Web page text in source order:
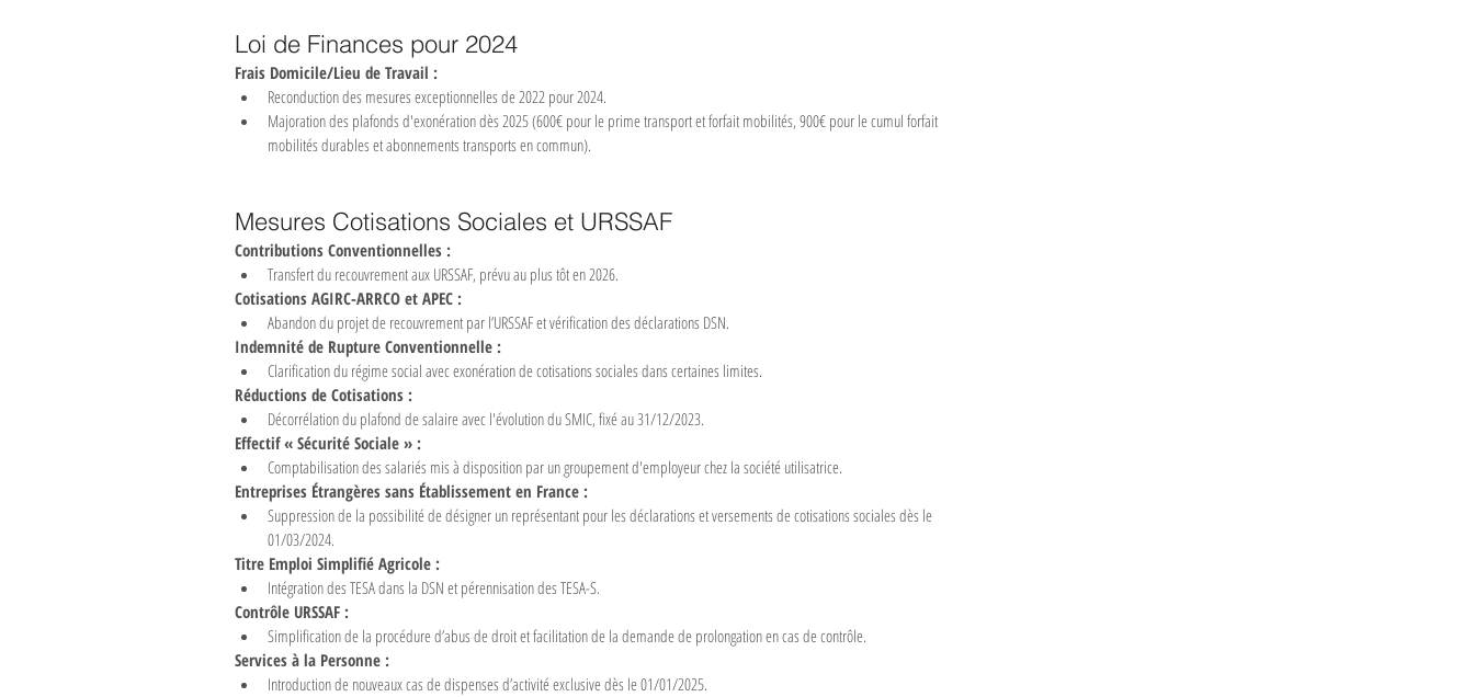
Loi de Finances pour 2024
Frais Domicile/Lieu de Travail :
Reconduction des mesures exceptionnelles de 2022 pour 2024.
Majoration des plafonds d'exonération dès 2025 (600€ pour le prime transport et forfait mobilités, 900€ pour le cumul forfait
mobilités durables et abonnements transports en commun).
Mesures Cotisations Sociales et URSSAF
Contributions Conventionnelles :
Transfert du recouvrement aux URSSAF, prévu au plus tôt en 2026.
Cotisations AGIRC-ARRCO et APEC :
Abandon du projet de recouvrement par l’URSSAF et vérification des déclarations DSN.
Indemnité de Rupture Conventionnelle :
Clarification du régime social avec exonération de cotisations sociales dans certaines limites.
Réductions de Cotisations :
Décorrélation du plafond de salaire avec l'évolution du SMIC, fixé au 31/12/2023.
Effectif « Sécurité Sociale » :
Comptabilisation des salariés mis à disposition par un groupement d'employeur chez la société utilisatrice.
Entreprises Étrangères sans Établissement en France :
Suppression de la possibilité de désigner un représentant pour les déclarations et versements de cotisations sociales dès le
01/03/2024.
Titre Emploi Simplifié Agricole :
Intégration des TESA dans la DSN et pérennisation des TESA-S.
Contrôle URSSAF :
Simplification de la procédure d’abus de droit et facilitation de la demande de prolongation en cas de contrôle.
Services à la Personne :
Introduction de nouveaux cas de dispenses d’activité exclusive dès le 01/01/2025.